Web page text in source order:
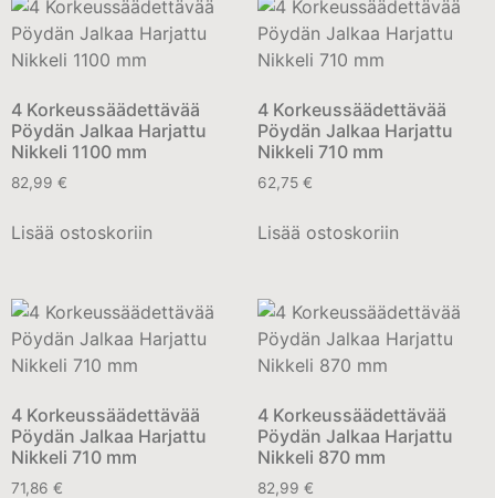
4 Korkeussäädettävää
Pöydän Jalkaa Harjattu
Nikkeli 1100 mm
82,99 €
Lisää ostoskoriin
4 Korkeussäädettävää
Pöydän Jalkaa Harjattu
Nikkeli 710 mm
62,75 €
Lisää ostoskoriin
4 Korkeussäädettävää
Pöydän Jalkaa Harjattu
Nikkeli 710 mm
71,86 €
4 Korkeussäädettävää
Pöydän Jalkaa Harjattu
Nikkeli 870 mm
82,99 €